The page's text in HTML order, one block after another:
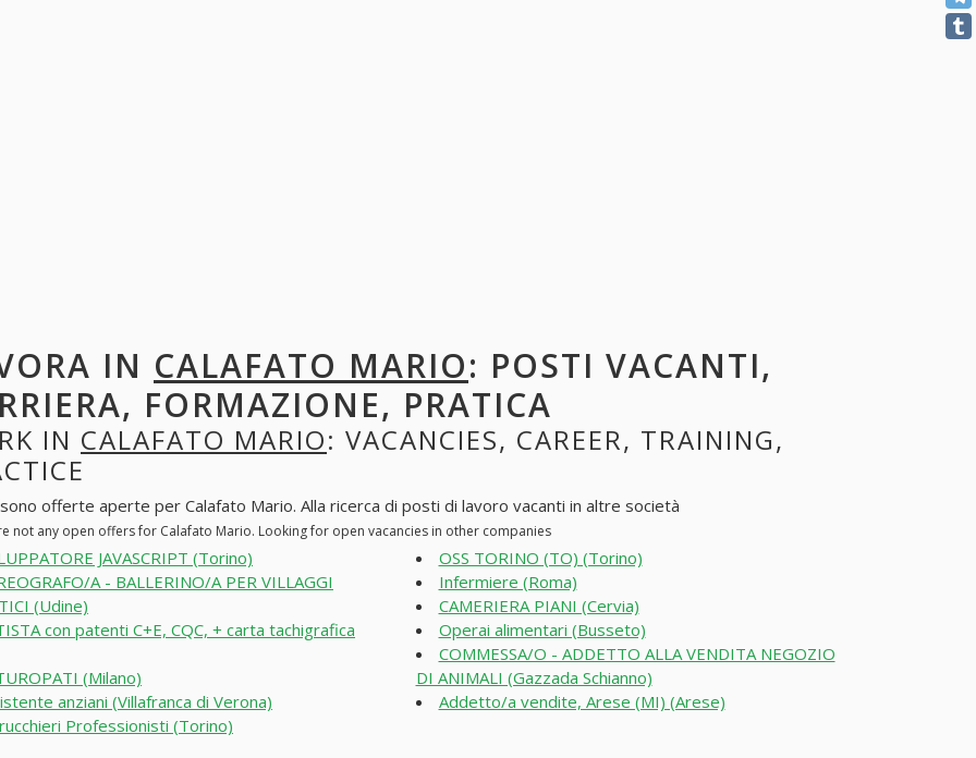
IN CALAFATO MARIO: POSTI VACANTI,
FORMAZIONE, PRATICA
IN CALAFATO MARIO: VACANCIES, CAREER, TRAINING,
offerte aperte per Calafato Mario. Alla ricerca di posti di lavoro vacanti in altre società
not any open offers for Calafato Mario. Looking for open vacancies in other companies
JAVASCRIPT (Torino)
A - BALLERINO/A PER VILLAGGI
(Udine)
con patenti C+E, CQC, + carta tachigrafica
(Milano)
anziani (Villafranca di Verona)
Professionisti (Torino)
OSS TORINO (TO) (Torino)
Infermiere (Roma)
CAMERIERA PIANI (Cervia)
Operai alimentari (Busseto)
COMMESSA/O - ADDETTO ALLA VENDITA NEGOZIO
DI ANIMALI (Gazzada Schianno)
Addetto/a vendite, Arese (MI) (Arese)